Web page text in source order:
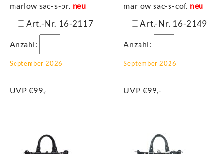
marlow sac-s-br. neu
Art.-Nr. 16-2117
Anzahl:
September 2026
UVP €99,-
marlow sac-s-cof. neu
Art.-Nr. 16-2149
Anzahl:
September 2026
UVP €99,-